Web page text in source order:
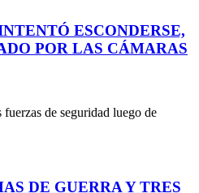
ESCONDERSE,
POR LAS CÁMARAS
de seguridad luego de
DE GUERRA Y TRES